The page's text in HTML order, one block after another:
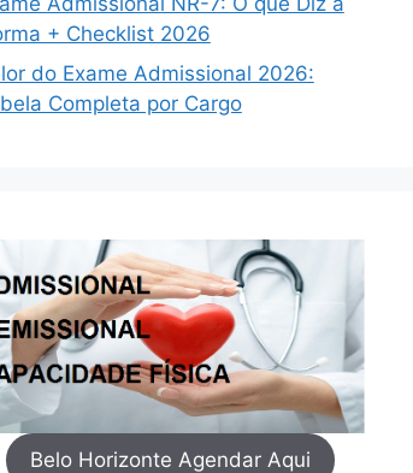
+ Checklist 2026
do Exame Admissional 2026:
Completa por Cargo
Belo Horizonte Agendar Aqui